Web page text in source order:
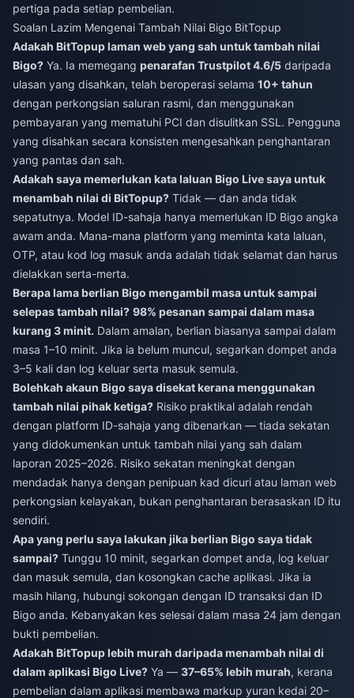
pertiga pada setiap pembelian.
Soalan Lazim Mengenai Tambah Nilai Bigo BitTopup
Adakah BitTopup laman web yang sah untuk tambah nilai
Bigo? Ya. Ia memegang penarafan Trustpilot 4.6/5 daripada
ulasan yang disahkan, telah beroperasi selama 10+ tahun
dengan perkongsian saluran rasmi, dan menggunakan
pembayaran yang mematuhi PCI dan disulitkan SSL. Pengguna
yang disahkan secara konsisten mengesahkan penghantaran
yang pantas dan sah.
Adakah saya memerlukan kata laluan Bigo Live saya untuk
menambah nilai di BitTopup? Tidak — dan anda tidak
sepatutnya. Model ID-sahaja hanya memerlukan ID Bigo angka
awam anda. Mana-mana platform yang meminta kata laluan,
OTP, atau kod log masuk anda adalah tidak selamat dan harus
dielakkan serta-merta.
Berapa lama berlian Bigo mengambil masa untuk sampai
selepas tambah nilai? 98% pesanan sampai dalam masa
kurang 3 minit. Dalam amalan, berlian biasanya sampai dalam
masa 1–10 minit. Jika ia belum muncul, segarkan dompet anda
3–5 kali dan log keluar serta masuk semula.
Bolehkah akaun Bigo saya disekat kerana menggunakan
tambah nilai pihak ketiga? Risiko praktikal adalah rendah
dengan platform ID-sahaja yang dibenarkan — tiada sekatan
yang didokumenkan untuk tambah nilai yang sah dalam
laporan 2025–2026. Risiko sekatan meningkat dengan
mendadak hanya dengan penipuan kad dicuri atau laman web
perkongsian kelayakan, bukan penghantaran berasaskan ID itu
sendiri.
Apa yang perlu saya lakukan jika berlian Bigo saya tidak
sampai? Tunggu 10 minit, segarkan dompet anda, log keluar
dan masuk semula, dan kosongkan cache aplikasi. Jika ia
masih hilang, hubungi sokongan dengan ID transaksi dan ID
Bigo anda. Kebanyakan kes selesai dalam masa 24 jam dengan
bukti pembelian.
Adakah BitTopup lebih murah daripada menambah nilai di
dalam aplikasi Bigo Live? Ya — 37–65% lebih murah, kerana
pembelian dalam aplikasi membawa markup yuran kedai 20–